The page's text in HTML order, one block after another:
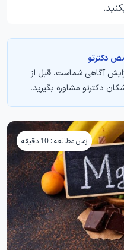
دکترتو
آگاهی شماست. قبل از
دکترتو مشاوره بگیرید.
زمان مطالعه : 10 دقیقه